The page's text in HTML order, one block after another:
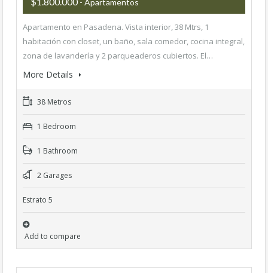
Apartamento en Pasadena. Vista interior, 38 Mtrs, 1
habitación con closet, un baño, sala comedor, cocina integral,
zona de lavandería y 2 parqueaderos cubiertos. El…
More Details
38 Metros
1 Bedroom
1 Bathroom
2 Garages
Estrato 5
Add to compare